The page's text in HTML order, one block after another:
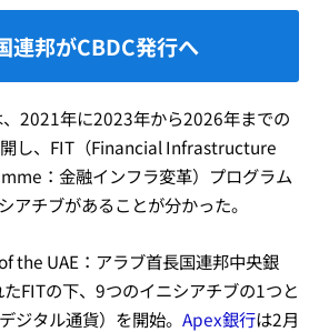
連邦がCBDC発行へ
2021年に2023年から2026年までの
し、FIT（Financial Infrastructure
：金融インフラ変革）プログラム
アチブがあることが分かった。
the UAE：アラブ首長国連邦中央銀
FITの下、9つのイニシアチブの1つと
ジタル通貨）を開始。 Apex銀行は2月